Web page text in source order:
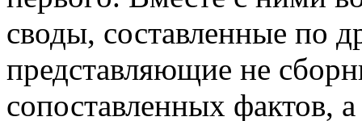
своды, составленные по
представляющие не
сопоставленных фактов,